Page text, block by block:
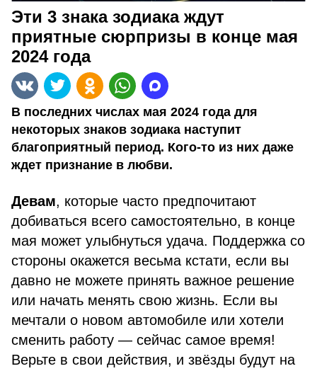
Эти 3 знака зодиака ждут
приятные сюрпризы в конце мая
2024 года
В последних числах мая 2024 года для
некоторых знаков зодиака наступит
благоприятный период. Кого-то из них даже
ждет признание в любви.
Девам, которые часто предпочитают
добиваться всего самостоятельно, в конце
мая может улыбнуться удача. Поддержка со
стороны окажется весьма кстати, если вы
давно не можете принять важное решение
или начать менять свою жизнь. Если вы
мечтали о новом автомобиле или хотели
сменить работу — сейчас самое время!
Верьте в свои действия, и звёзды будут на